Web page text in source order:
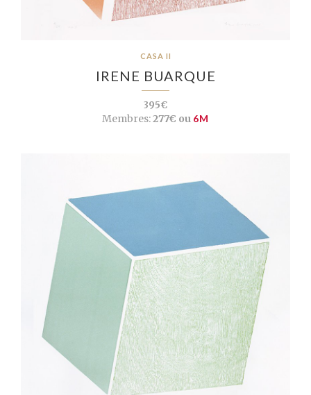
CASA II
IRENE BUARQUE
395€
Membres:277€ ou 6M